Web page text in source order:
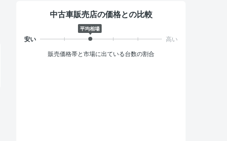
中古車販売店の価格との比較
平均相場
販売価格帯と市場に出ている台数の割合